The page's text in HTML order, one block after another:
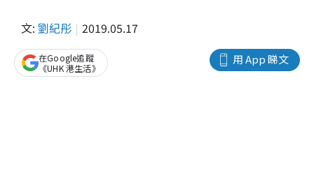
文: 劉紀彤 2019.05.17
用 App 睇文
在Google追蹤
《UHK 港生活》